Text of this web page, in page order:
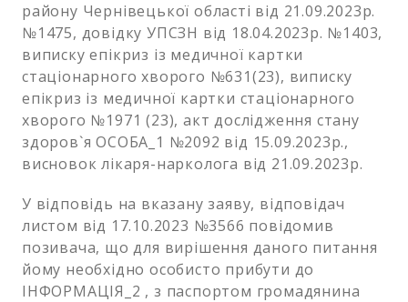
району Чернівецької області від 21.09.2023р.
№1475, довідку УПСЗН від 18.04.2023р. №1403,
виписку епікриз із медичної картки
стаціонарного хворого №631(23), виписку
епікриз із медичної картки стаціонарного
хворого №1971 (23), акт дослідження стану
здоров`я ОСОБА_1 №2092 від 15.09.2023р.,
висновок лікаря-нарколога від 21.09.2023р.
У відповідь на вказану заяву, відповідач
листом від 17.10.2023 №3566 повідомив
позивача, що для вирішення даного питання
йому необхідно особисто прибути до
ІНФОРМАЦІЯ_2 , з паспортом громадянина